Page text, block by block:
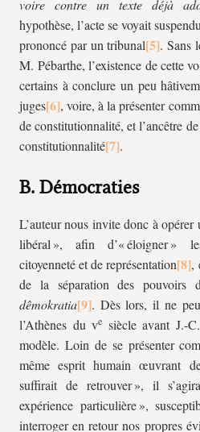
voire contre un texte déjà
hypothèse, l’acte se voyait
prononcé par un tribunal
. Sans
M. Pébarthe, l’existence de cette
certains à conclure un peu
juges
, voire, à la présenter
de constitutionnalité, et l’ancêtre
constitutionnalité
.
B. Démocraties
L’auteur nous invite donc à opérer
libéral », afin d’« éloigner »
citoyenneté et de représentation
,
de la séparation des pouvoirs
dêmokratia
. Dès lors, il ne
l’Athènes du ve siècle avant J.-
modèle. Loin de se présenter
même esprit humain œuvrant
suffirait de retrouver », il
expérience particulière »,
interroger en retour nos propres